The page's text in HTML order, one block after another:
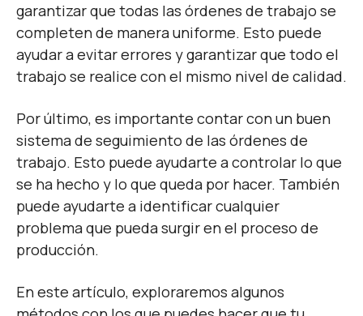
garantizar que todas las órdenes de trabajo se
completen de manera uniforme. Esto puede
ayudar a evitar errores y garantizar que todo el
trabajo se realice con el mismo nivel de calidad.
Por último, es importante contar con un buen
sistema de seguimiento de las órdenes de
trabajo. Esto puede ayudarte a controlar lo que
se ha hecho y lo que queda por hacer. También
puede ayudarte a identificar cualquier
problema que pueda surgir en el proceso de
producción.
En este artículo, exploraremos algunos